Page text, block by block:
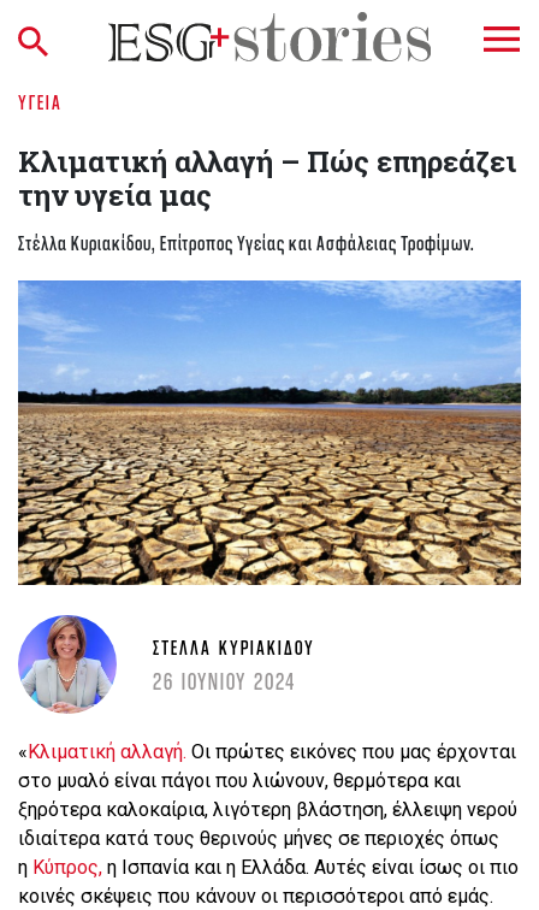
ΥΓΕΊΑ
Κλιματική αλλαγή – Πώς επηρεάζει
την υγεία μας
Στέλλα Κυριακίδου, Επίτροπος Υγείας και Ασφάλειας Τροφίμων.
ΣΤΈΛΛΑ ΚΥΡΙΑΚΊΔΟΥ
26 ΙΟΥΝΙΟΥ 2024
« Κλιματική αλλαγή. Οι πρώτες εικόνες που μας έρχονται
στο μυαλό είναι πάγοι που λιώνουν, θερμότερα και
ξηρότερα καλοκαίρια, λιγότερη βλάστηση, έλλειψη νερού
ιδιαίτερα κατά τους θερινούς μήνες σε περιοχές όπως
η Κύπρος, η Ισπανία και η Ελλάδα. Αυτές είναι ίσως οι πιο
κοινές σκέψεις που κάνουν οι περισσότεροι από εμάς.